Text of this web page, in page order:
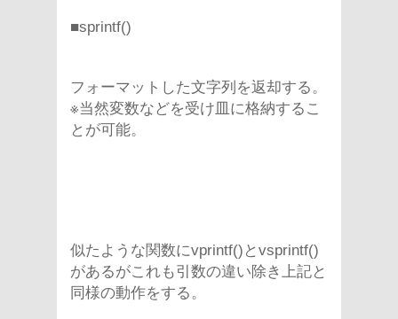
■sprintf()
フォーマットした文字列を返却する。
※当然変数などを受け皿に格納するこ
とが可能。
似たような関数にvprintf()とvsprintf()
があるがこれも引数の違い除き上記と
同様の動作をする。